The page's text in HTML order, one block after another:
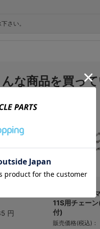
さい。
な商品を買っ
円
Shimano (シ
11S用チェー
付)
販売価格(税込)：